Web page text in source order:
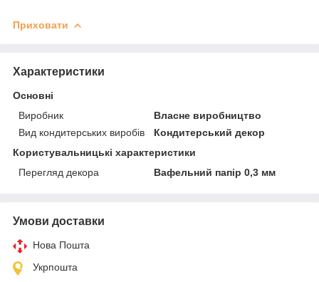
Приховати
Характеристики
Основні
Виробник
Власне виробництво
Вид кондитерських виробів
Кондитерський декор
Користувальницькі характеристики
Перегляд декора
Вафельний папір 0,3 мм
Умови доставки
Нова Пошта
Укрпошта